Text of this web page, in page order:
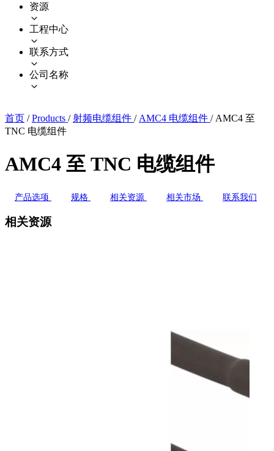
资源
工程中心
联系方式
公司名称
首页 / Products / 射频电缆组件 / AMC4 电缆组件 / AMC4 至
TNC 电缆组件
AMC4 至 TNC 电缆组件
产品选项 规格 相关资源 相关市场 联系我们
相关资源